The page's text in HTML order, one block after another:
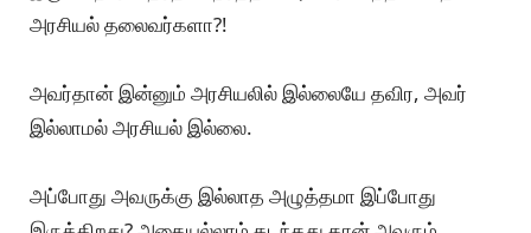
என்றார்கள். லிங்கா தோல்வி அடைந்ததும் எழாத
விமர்சனமா?
அதே ஊடகங்கள் தான் கபாலி வருவதற்கு முன்பே அதைத்
தலையில் வைத்துக் கொண்டாடியது. கபாலி வந்து